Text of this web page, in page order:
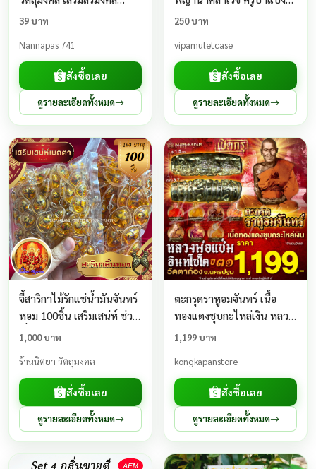
เมตตามหานิยม หนุนดวงให้
มีเสน่ห์
39 บาท
Nannapas 741
สั่งซื้อเลย
ดูรายละเอียดทั้งหมด
วัดบ้านโตนด | ✨ Phaya
功龙神佛牌 ????
250 บาท
vipamuletcase
สั่งซื้อเลย
ดูรายละเอียดทั้งหมด
จี้สาริกาไม้รักแช่น้ำมันจันทร์
หอม 100ชิ้น เสริมเสน่ห์ ช่วย
เรื่องเมตตามหานิยม เจรจา
1,000 บาท
ร้านนิตยา วัตถุมงคล
สั่งซื้อเลย
ดูรายละเอียดทั้งหมด
ตะกรุดราหูอมจันทร์ เนื้อ
ทองแดงชุบกะไหล่เงิน หลวง
พ่อแช่ม วัดตาก้อง ปี 31
1,199 บาท
kongkapanstore
สั่งซื้อเลย
ดูรายละเอียดทั้งหมด